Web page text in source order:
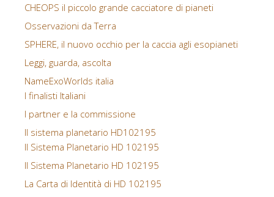
CHEOPS il piccolo grande cacciatore di pianeti
Osservazioni da Terra
SPHERE, il nuovo occhio per la caccia agli esopianeti
Leggi, guarda, ascolta
NameExoWorlds italia
I finalisti Italiani
I partner e la commissione
Il sistema planetario HD102195
Il Sistema Planetario HD 102195
Il Sistema Planetario HD 102195
La Carta di Identità di HD 102195